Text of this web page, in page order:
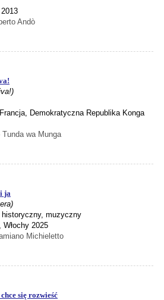
2013
Andò
Demokratyczna Republika Konga
Tunda wa Munga
ja
historyczny, muzyczny
Włochy 2025
Michieletto
się rozwieść